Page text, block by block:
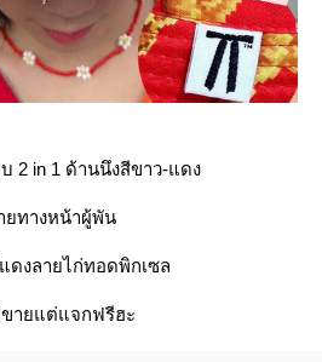
2 in 1 ด้านนึงสีขาว-แดง
ยทางหน้าผู้พัน
ดงลายไก่ทอดพิกเซล
ายแต่แจกฟรีฮะ